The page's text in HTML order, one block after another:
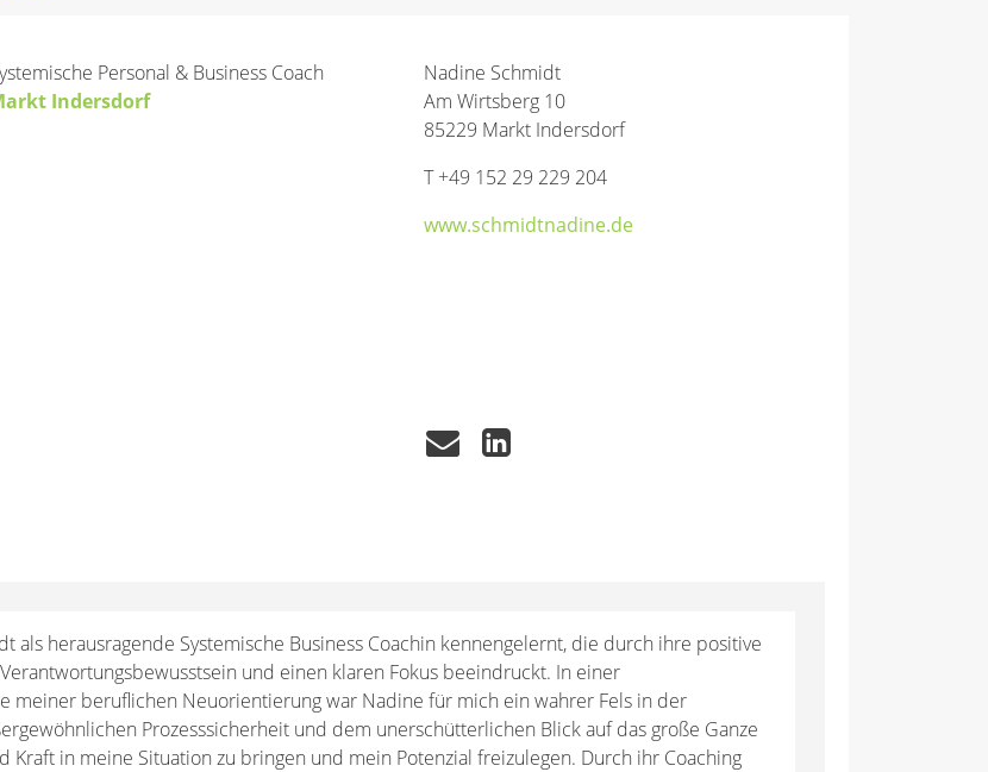
Personal & Business Coach
Indersdorf
Nadine Schmidt
Am Wirtsberg 10
85229 Markt Indersdorf
T +49 152 29 229 204
www.schmidtnadine.de
als herausragende Systemische Business Coachin kennengelernt, die durch ihre positive
und einen klaren Fokus beeindruckt. In einer
meiner beruflichen Neuorientierung war Nadine für mich ein wahrer Fels in der
Prozesssicherheit und dem unerschütterlichen Blick auf das große Ganze
Kraft in meine Situation zu bringen und mein Potenzial freizulegen. Durch ihr Coaching